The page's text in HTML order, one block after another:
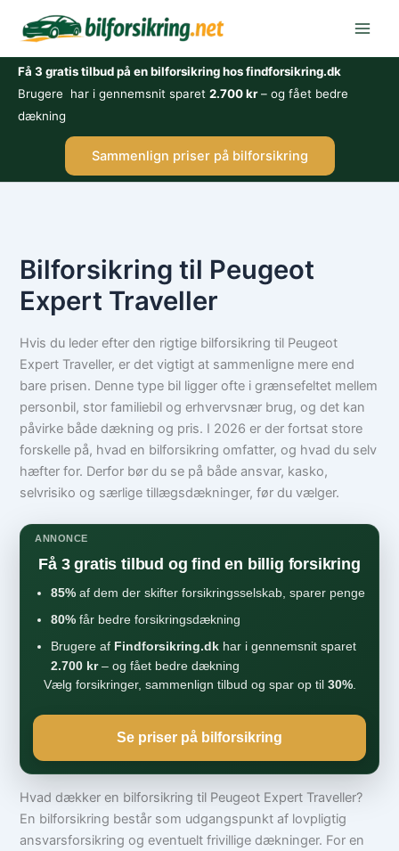
Få 3 gratis tilbud på en bilforsikring hos findforsikring.dk
Brugere har i gennemsnit sparet 2.700 kr– og fået bedre
dækning
Sammenlign priser på bilforsikring
Bilforsikring til Peugeot
Expert Traveller
Hvis du leder efter den rigtige bilforsikring til Peugeot
Expert Traveller, er det vigtigt at sammenligne mere end
bare prisen. Denne type bil ligger ofte i grænsefeltet mellem
personbil, stor familiebil og erhvervsnær brug, og det kan
påvirke både dækning og pris. I 2026 er der fortsat store
forskelle på, hvad en bilforsikring omfatter, og hvad du selv
hæfter for. Derfor bør du se på både ansvar, kasko,
selvrisiko og særlige tillægsdækninger, før du vælger.
ANNONCE
Få 3 gratis tilbud og find en billig forsikring
85% af dem der skifter forsikringsselskab, sparer penge
80% får bedre forsikringsdækning
Brugere af Findforsikring.dk har i gennemsnit sparet
2.700 kr– og fået bedre dækning
Vælg forsikringer, sammenlign tilbud og spar op til 30%.
Se priser på bilforsikring
Hvad dækker en bilforsikring til Peugeot Expert Traveller?
En bilforsikring består som udgangspunkt af lovpligtig
ansvarsforsikring og eventuelt frivillige dækninger. For en